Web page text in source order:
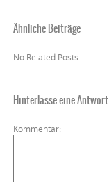
Ähnliche Beiträge:
No Related Posts
Hinterlasse eine Antwort
Kommentar